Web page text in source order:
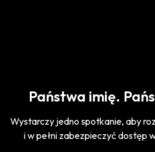
Państwa imię.
Wystarczy jedno spotkanie, aby
i w pełni zabezpieczyć dostęp